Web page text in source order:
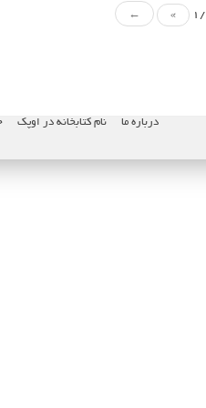
»
←
درباره ما نام کتابخانه در اوپک